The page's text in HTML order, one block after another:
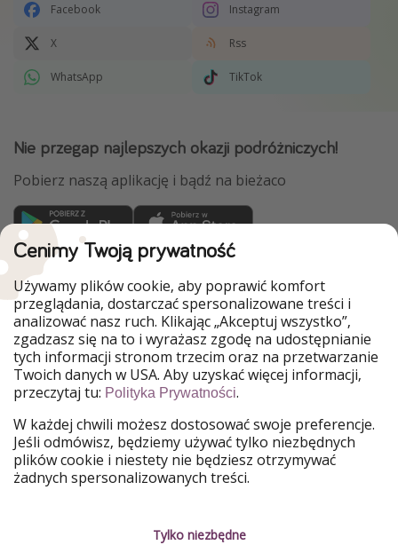
Facebook Instagram
X Rss
WhatsApp TikTok
Nie przegap najlepszych okazji podróżniczych!
Pobierz naszą aplikację i bądź na bieżaco
WakacyjniPiraci są częścią Grupy HolidayPirates
Nasze rynki
PiratinViaggio
HolidayPirates
VakantiePiraten
VoyagesPirates
Ferienpiraten
Urlaubspiraten
Urlaubspiraten
ViajerosPiratas
TravelPirates
Nasza grupa
HolidayPirates Group
Poznaj nas! Informacje prawne
Cenimy Twoją prywatność
Używamy plików cookie, aby poprawić komfort
przeglądania, dostarczać spersonalizowane treści i
analizować nasz ruch. Klikając „Akceptuj wszystko”,
zgadzasz się na to i wyrażasz zgodę na udostępnianie
tych informacji stronom trzecim oraz na przetwarzanie
Twoich danych w USA. Aby uzyskać więcej informacji,
przeczytaj tu: Polityka Prywatności.
W każdej chwili możesz dostosować swoje preferencje.
Jeśli odmówisz, będziemy używać tylko niezbędnych
plików cookie i niestety nie będziesz otrzymywać
żadnych spersonalizowanych treści.
Tylko niezbędne